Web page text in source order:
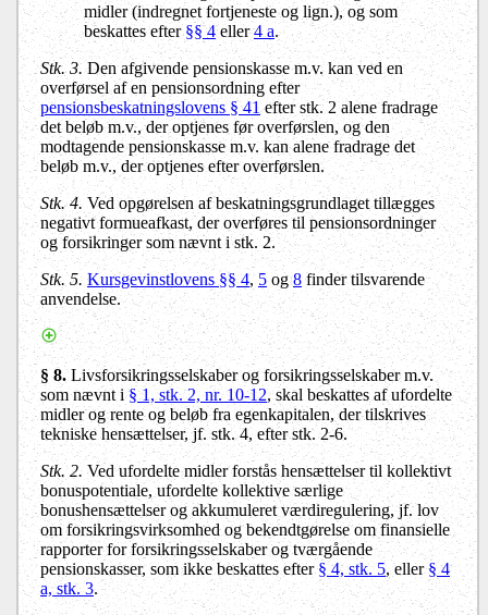
midler (indregnet fortjeneste og lign.), og som
beskattes efter§§ 4eller4 a.
Stk. 3. Den afgivende pensionskasse m.v. kan ved en
overførsel af en pensionsordning efter
pensionsbeskatningslovens § 41efter stk. 2 alene fradrage
det beløb m.v., der optjenes før overførslen, og den
modtagende pensionskasse m.v. kan alene fradrage det
beløb m.v., der optjenes efter overførslen.
Stk. 4. Ved opgørelsen af beskatningsgrundlaget tillægges
negativt formueafkast, der overføres til pensionsordninger
og forsikringer som nævnt i stk. 2.
Stk. 5. Kursgevinstlovens §§ 4, 5 og8finder tilsvarende
anvendelse.
§ 8.Livsforsikringsselskaber og forsikringsselskaber m.v.
som nævnt i§ 1, stk. 2, nr. 10-12, skal beskattes af ufordelte
midler og rente og beløb fra egenkapitalen, der tilskrives
tekniske hensættelser, jf. stk. 4, efter stk. 2-6.
Stk. 2. Ved ufordelte midler forstås hensættelser til kollektivt
bonuspotentiale, ufordelte kollektive særlige
bonushensættelser og akkumuleret værdiregulering, jf. lov
om forsikringsvirksomhed og bekendtgørelse om finansielle
rapporter for forsikringsselskaber og tværgående
pensionskasser, som ikke beskattes efter§ 4, stk. 5, eller§ 4
a, stk. 3.